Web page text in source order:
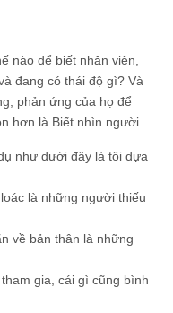
nào để biết nhân viên,
đang có thái độ gì? Và
phản ứng của họ để
hơn là Biết nhìn người.
như dưới đây là tôi dựa
là những người thiếu
về bản thân là những
gia, cái gì cũng bình